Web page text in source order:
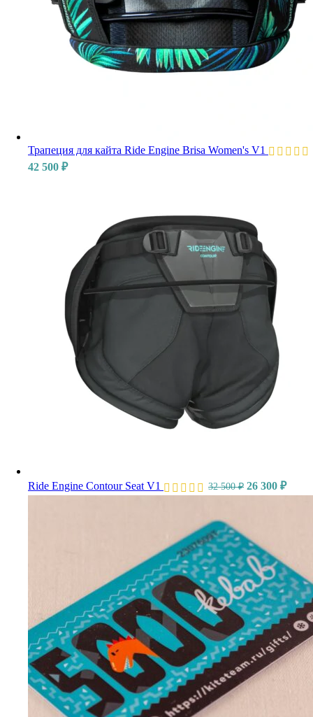
Трапеция для кайта Ride Engine Brisa Women's V1
42 500 ₽
Ride Engine Contour Seat V1 32 500₽ 26 300 ₽